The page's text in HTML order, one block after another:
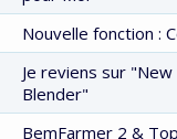
Nouvelle fonction :
Je reviens sur
Blender"
BemFarmer 2 &